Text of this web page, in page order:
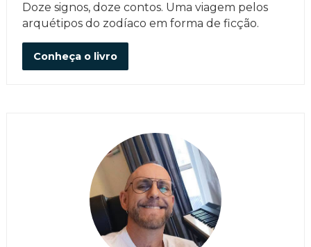
Doze signos, doze contos. Uma viagem pelos
arquétipos do zodíaco em forma de ficção.
Conheça o livro